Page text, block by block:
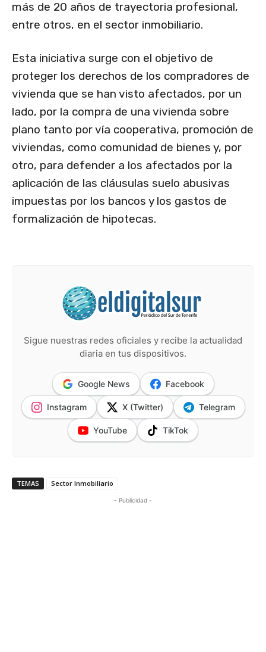
más de 20 años de trayectoria profesional,
entre otros, en el sector inmobiliario.
Esta iniciativa surge con el objetivo de
proteger los derechos de los compradores de
vivienda que se han visto afectados, por un
lado, por la compra de una vivienda sobre
plano tanto por vía cooperativa, promoción de
viviendas, como comunidad de bienes y, por
otro, para defender a los afectados por la
aplicación de las cláusulas suelo abusivas
impuestas por los bancos y los gastos de
formalización de hipotecas.
Sigue nuestras redes oficiales y recibe la actualidad
diaria en tus dispositivos.
Google News Facebook
Instagram X (Twitter) Telegram
YouTube TikTok
TEMAS Sector Inmobiliario
- Publicidad -